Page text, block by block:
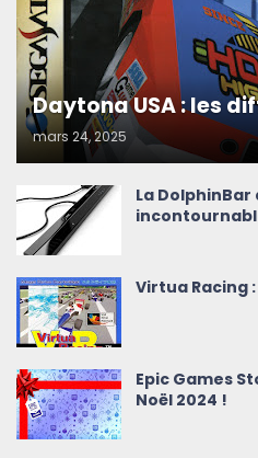
Daytona USA : les
mars 24, 2025
La
Virtua Racing
Epic Games
Noël 2024 !